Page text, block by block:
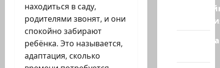
находиться в саду,
родителями звонят, и они
спокойно забирают
ребёнка. Это называется,
адаптация, сколько
Полемика